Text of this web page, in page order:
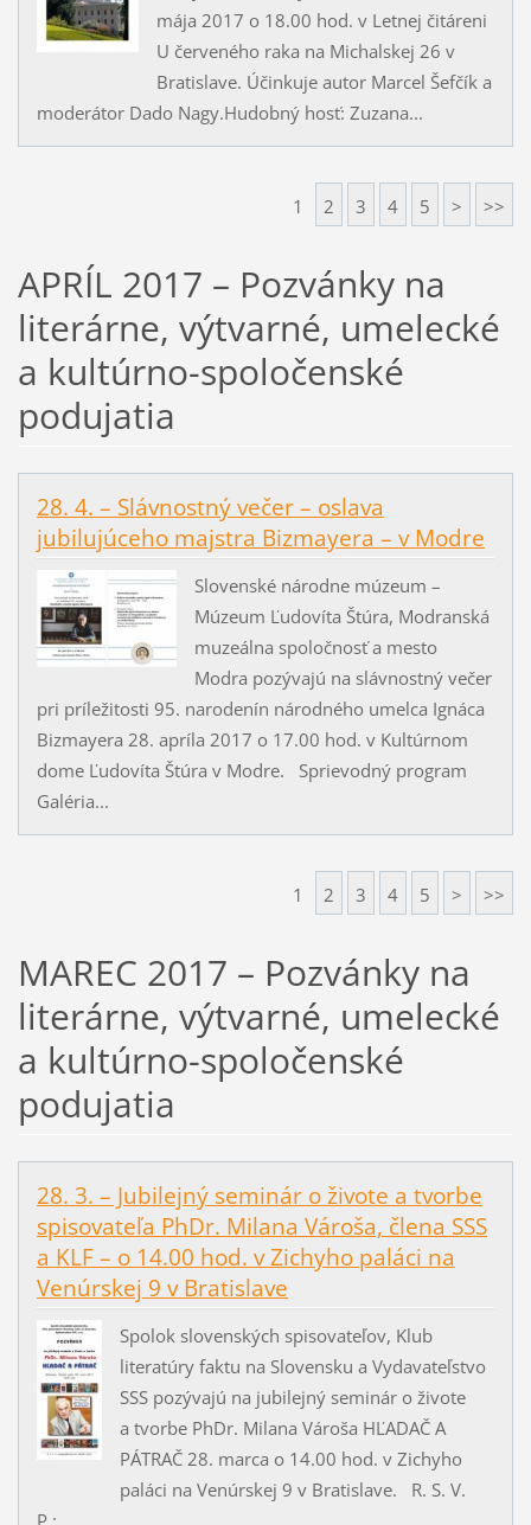
mája 2017 o 18.00 hod. v Letnej čitáreni
U červeného raka na Michalskej 26 v
Bratislave. Účinkuje autor Marcel Šefčík a
moderátor Dado Nagy.Hudobný hosť: Zuzana...
1 2 3 4 5 > >>
APRÍL 2017 – Pozvánky na
literárne, výtvarné, umelecké
a kultúrno-spoločenské
podujatia
28. 4. – Slávnostný večer – oslava
jubilujúceho majstra Bizmayera – v Modre
Slovenské národne múzeum –
Múzeum Ľudovíta Štúra, Modranská
muzeálna spoločnosť a mesto
Modra pozývajú na slávnostný večer
pri príležitosti 95. narodenín národného umelca Ignáca
Bizmayera 28. apríla 2017 o 17.00 hod. v Kultúrnom
dome Ľudovíta Štúra v Modre. Sprievodný program
Galéria...
1 2 3 4 5 > >>
MAREC 2017 – Pozvánky na
literárne, výtvarné, umelecké
a kultúrno-spoločenské
podujatia
28. 3. – Jubilejný seminár o živote a tvorbe
spisovateľa PhDr. Milana Vároša, člena SSS
a KLF – o 14.00 hod. v Zichyho paláci na
Venúrskej 9 v Bratislave
Spolok slovenských spisovateľov, Klub
literatúry faktu na Slovensku a Vydavateľstvo
SSS pozývajú na jubilejný seminár o živote
a tvorbe PhDr. Milana Vároša HĽADAČ A
PÁTRAČ 28. marca o 14.00 hod. v Zichyho
paláci na Venúrskej 9 v Bratislave. R. S. V.